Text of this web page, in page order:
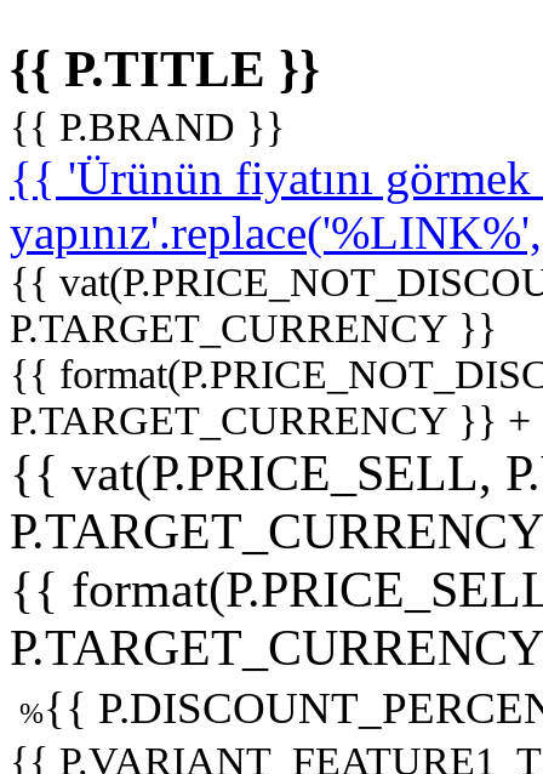
{{ P.TITLE }}
{{ P.BRAND }}
{{ 'Ürünün fiyatını
{{
P.TARGET_CURRENCY }}
{{
P.TARGET_CURRENCY }}
{{ vat(P.PRICE_SELL,
{{
%{{
{{